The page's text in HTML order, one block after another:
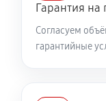
Гарантия на
Согласуем
гарантийные